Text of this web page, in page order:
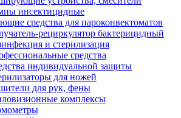
инсектицидные
средства для пароконвектоматов
рециркулятор бактерицидный
и стерилизация
средства
индивидуальной защиты
для ножей
для рук, фены
комплексы